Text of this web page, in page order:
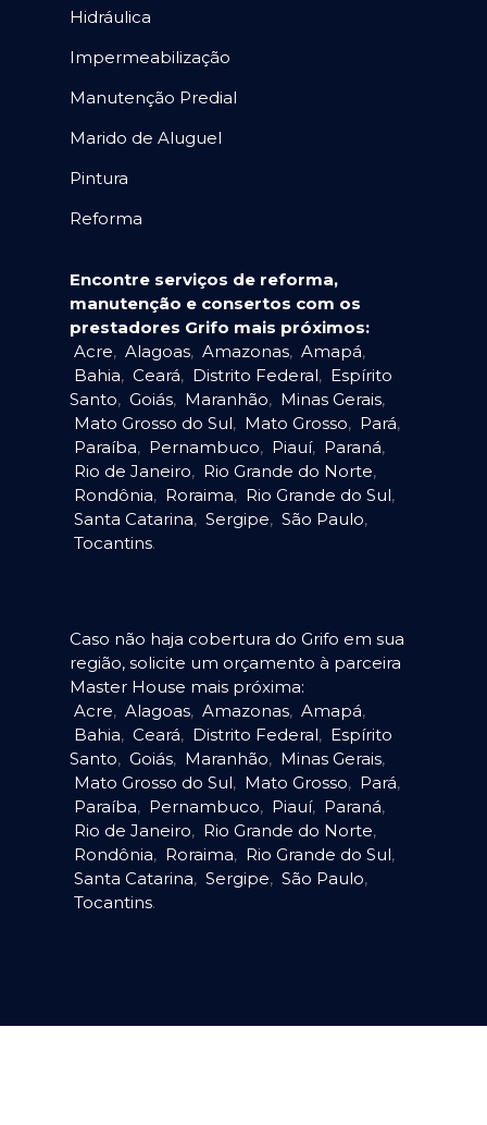
Hidráulica
Impermeabilização
Manutenção Predial
Marido de Aluguel
Pintura
Reforma
Encontre serviços de reforma,
manutenção e consertos com os
prestadores Grifo mais próximos:
Acre, Alagoas, Amazonas, Amapá,
Bahia, Ceará, Distrito Federal, Espírito
Santo, Goiás, Maranhão, Minas Gerais,
Mato Grosso do Sul, Mato Grosso, Pará,
Paraíba, Pernambuco, Piauí, Paraná,
Rio de Janeiro, Rio Grande do Norte,
Rondônia, Roraima, Rio Grande do Sul,
Santa Catarina, Sergipe, São Paulo,
Tocantins.
Caso não haja cobertura do Grifo em sua
região, solicite um orçamento à parceira
Master House mais próxima:
Acre, Alagoas, Amazonas, Amapá,
Bahia, Ceará, Distrito Federal, Espírito
Santo, Goiás, Maranhão, Minas Gerais,
Mato Grosso do Sul, Mato Grosso, Pará,
Paraíba, Pernambuco, Piauí, Paraná,
Rio de Janeiro, Rio Grande do Norte,
Rondônia, Roraima, Rio Grande do Sul,
Santa Catarina, Sergipe, São Paulo,
Tocantins.